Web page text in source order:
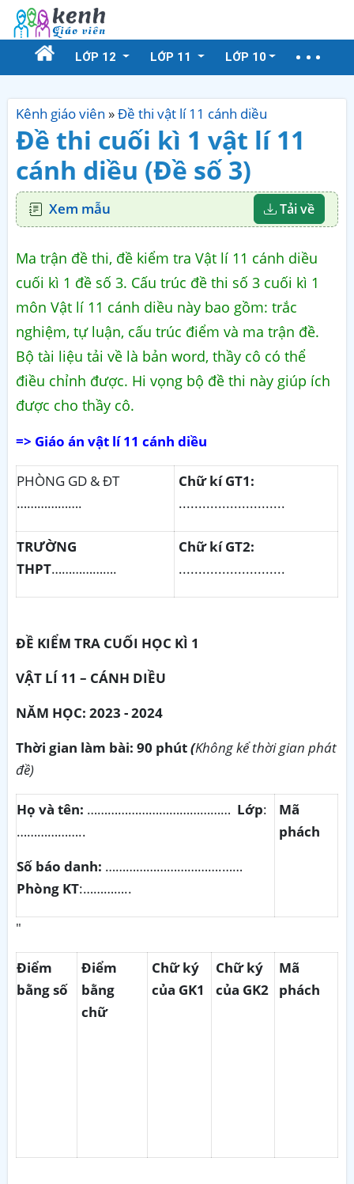
LỚP 12 LỚP 11 LỚP 10
Kênh giáo viên »Đề thi vật lí 11 cánh diều
Đề thi cuối kì 1 vật lí 11
cánh diều (Đề số 3)
Xem mẫu Tải về
Ma trận đề thi, đề kiểm tra Vật lí 11 cánh diều
cuối kì 1 đề số 3. Cấu trúc đề thi số 3 cuối kì 1
môn Vật lí 11 cánh diều này bao gồm: trắc
nghiệm, tự luận, cấu trúc điểm và ma trận đề.
Bộ tài liệu tải về là bản word, thầy cô có thể
điều chỉnh được. Hi vọng bộ đề thi này giúp ích
được cho thầy cô.
=> Giáo án vật lí 11 cánh diều
PHÒNG GD & ĐT
……………….
Chữ kí GT1:
...........................
TRƯỜNG
THPT……………….
Chữ kí GT2:
...........................
ĐỀ KIỂM TRA CUỐI HỌC KÌ 1
VẬT LÍ 11 – CÁNH DIỀU
NĂM HỌC: 2023 - 2024
Thời gian làm bài: 90 phút(Không kể thời gian phát
đề)
Họ và tên: …………………………………… Lớp:
………………..
Số báo danh: …………………………….……
Phòng KT:…………..
Mã
phách
"
Điểm
bằng số
Điểm
bằng
chữ
Chữ ký
của GK1
Chữ ký
của GK2
Mã
phách